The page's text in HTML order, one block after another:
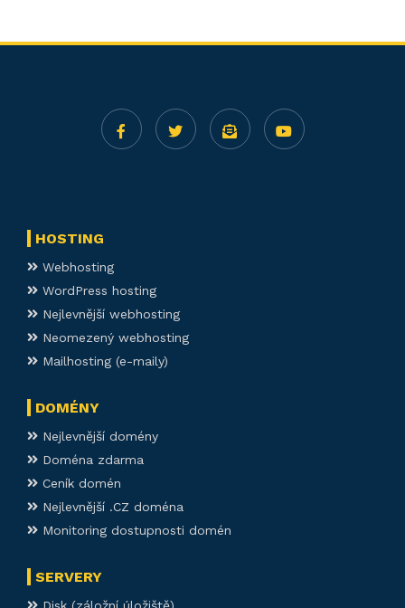
HOSTING
Webhosting
WordPress hosting
Nejlevnější webhosting
Neomezený webhosting
Mailhosting (e-maily)
DOMÉNY
Nejlevnější domény
Doména zdarma
Ceník domén
Nejlevnější .CZ doména
Monitoring dostupnosti domén
SERVERY
Disk (záložní úložiště)